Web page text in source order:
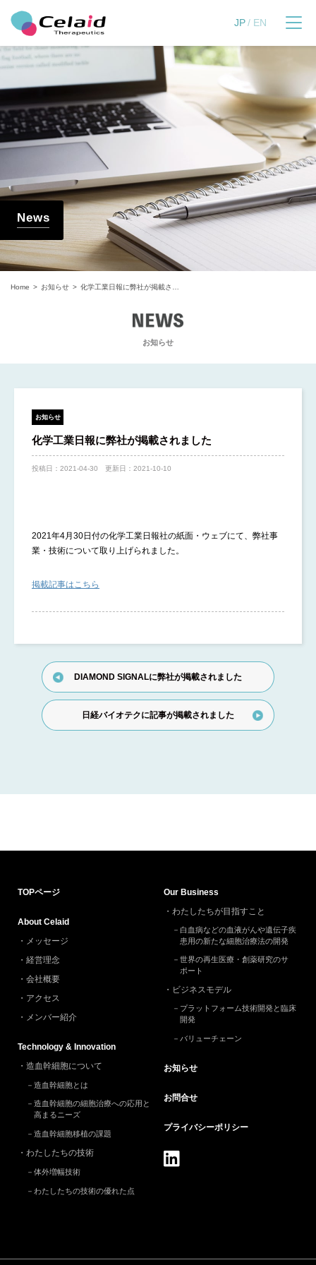
セレイドセラピュー
JP EN
News
Home お知らせ 化学工業日報に弊社が掲載されました
EWS
お知らせ
お知らせ
化学工業日報に弊社が掲載されました
投稿日： 2021-04-30 更新日： 2021-10-10
2021年4月30日付の化学工業日報社の紙面・ウェブにて、弊社事
業・技術について取り上げられました。
掲載記事はこちら
DIAMOND SIGNALに弊社が掲載されました
日経バイオテクに記事が掲載されました
TOPページ
About Celaid
メッセージ
経営理念
会社概要
アクセス
メンバー紹介
Technology & Innovation
造血幹細胞について
造血幹細胞とは
造血幹細胞の細胞治療への応用と
高まるニーズ
造血幹細胞移植の課題
わたしたちの技術
体外増幅技術
わたしたちの技術の優れた点
Our Business
わたしたちが目指すこと
白血病などの血液がんや遺伝子疾
患用の新たな細胞治療法の開発
世界の再生医療・創薬研究のサ
ポート
ビジネスモデル
プラットフォーム技術開発と臨床
開発
バリューチェーン
お知らせ
お問合せ
プライバシーポリシー